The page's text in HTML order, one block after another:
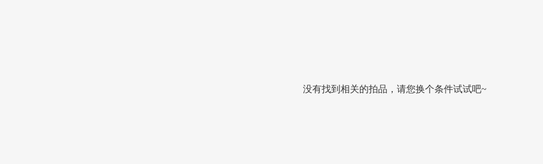
没有找到相关的拍品，请您换个条件试试吧~